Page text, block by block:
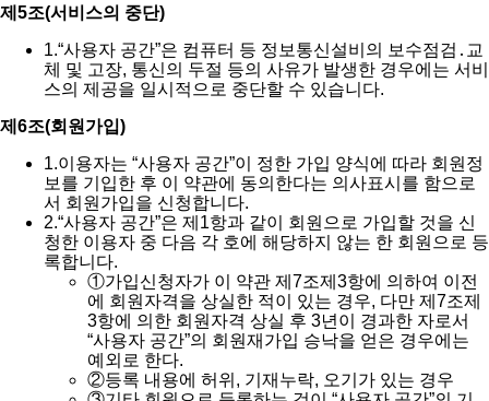
제5조(서비스의 중단)
1.“사용자 공간”은 컴퓨터 등 정보통신설비의 보수점검․교
체 및 고장, 통신의 두절 등의 사유가 발생한 경우에는 서비
스의 제공을 일시적으로 중단할 수 있습니다.
제6조(회원가입)
1.이용자는 “사용자 공간”이 정한 가입 양식에 따라 회원정
보를 기입한 후 이 약관에 동의한다는 의사표시를 함으로
서 회원가입을 신청합니다.
2.“사용자 공간”은 제1항과 같이 회원으로 가입할 것을 신
청한 이용자 중 다음 각 호에 해당하지 않는 한 회원으로 등
록합니다.
①가입신청자가 이 약관 제7조제3항에 의하여 이전
에 회원자격을 상실한 적이 있는 경우, 다만 제7조제
3항에 의한 회원자격 상실 후 3년이 경과한 자로서
“사용자 공간”의 회원재가입 승낙을 얻은 경우에는
예외로 한다.
②등록 내용에 허위, 기재누락, 오기가 있는 경우